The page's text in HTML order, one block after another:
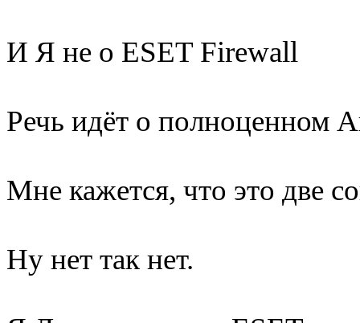
И Я не о ESET Firewall
Речь идёт о полноценном
Мне кажется, что это две
Ну нет так нет.